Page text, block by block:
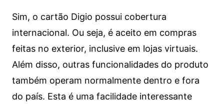
Sim, o cartão Digio possui cobertura
internacional. Ou seja, é aceito em compras
feitas no exterior, inclusive em lojas virtuais.
Além disso, outras funcionalidades do produto
também operam normalmente dentro e fora
do país. Esta é uma facilidade interessante